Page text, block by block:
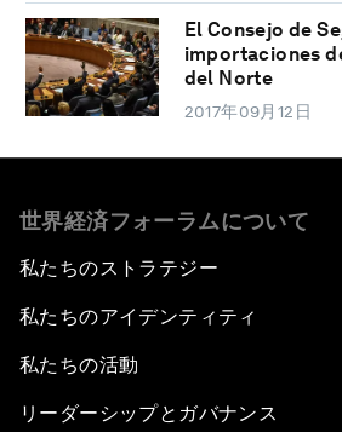
El Consejo de
importaciones
del Norte
2017年09月12日
世界経済フォーラムについて
私たちのストラテジー
私たちのアイデンティティ
私たちの活動
リーダーシップとガバナンス